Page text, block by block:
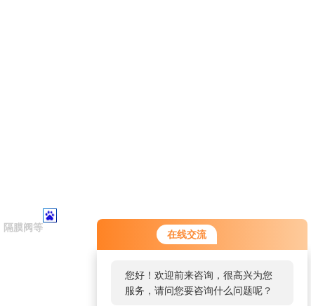
在线交流
您好！欢迎前来咨询，很高兴为您
服务，请问您要咨询什么问题呢？
隔膜阀等